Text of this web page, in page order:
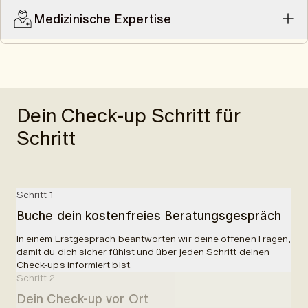
Ergebnissen zu minimieren.
Medizinische Expertise
Schweizer Radiologen analysieren deinen MRI-Scan. Im
Dein Check-up Schritt für
Schritt
Schritt 1
Buche dein kostenfreies Beratungsgespräch
In einem Erstgespräch beantworten wir deine offenen Fragen,
damit du dich sicher fühlst und über jeden Schritt deinen
Check-ups informiert bist.
Schritt 2
Dein Check-up vor Ort